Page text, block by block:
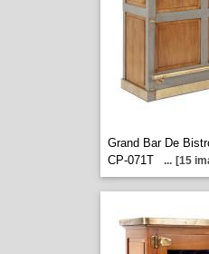
Grand Bar De
CP-071T
... [15